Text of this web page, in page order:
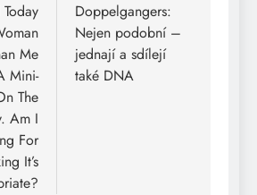
Me
Mini-
The
Am I
For
It’s
Doppelgangers:
Nejen podobní –
jednají a sdílejí
také DNA